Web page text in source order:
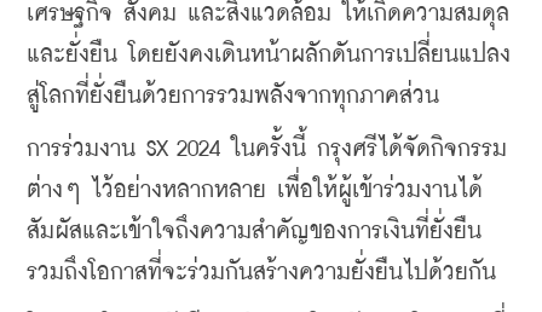
เศรษฐกิจ สังคม และสิ่งแวดล้อม ให้เกิดความสมดุล
และยั่งยืน โดยยังคงเดินหน้าผลักดันการเปลี่ยนแปลง
สู่โลกที่ยั่งยืนด้วยการรวมพลังจากทุกภาคส่วน
​การร่วมงาน SX 2024 ในครั้งนี้ กรุงศรีได้จัดกิจกรรม
ต่างๆ ไว้อย่างหลากหลาย เพื่อให้ผู้เข้าร่วมงานได้
สัมผัสและเข้าใจถึงความสำคัญของการเงินที่ยั่งยืน
รวมถึงโอกาสที่จะร่วมกันสร้างความยั่งยืนไปด้วยกัน